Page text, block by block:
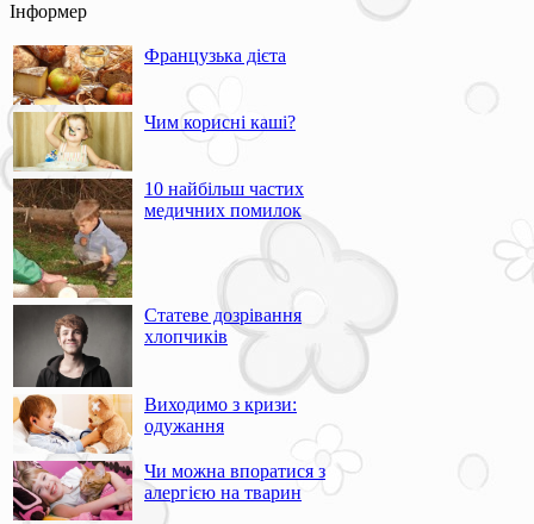
Інформер
Французька дієта
Чим корисні каші?
10 найбільш частих
медичних помилок
Статеве дозрівання
хлопчиків
Виходимо з кризи:
одужання
Чи можна впоратися з
алергією на тварин